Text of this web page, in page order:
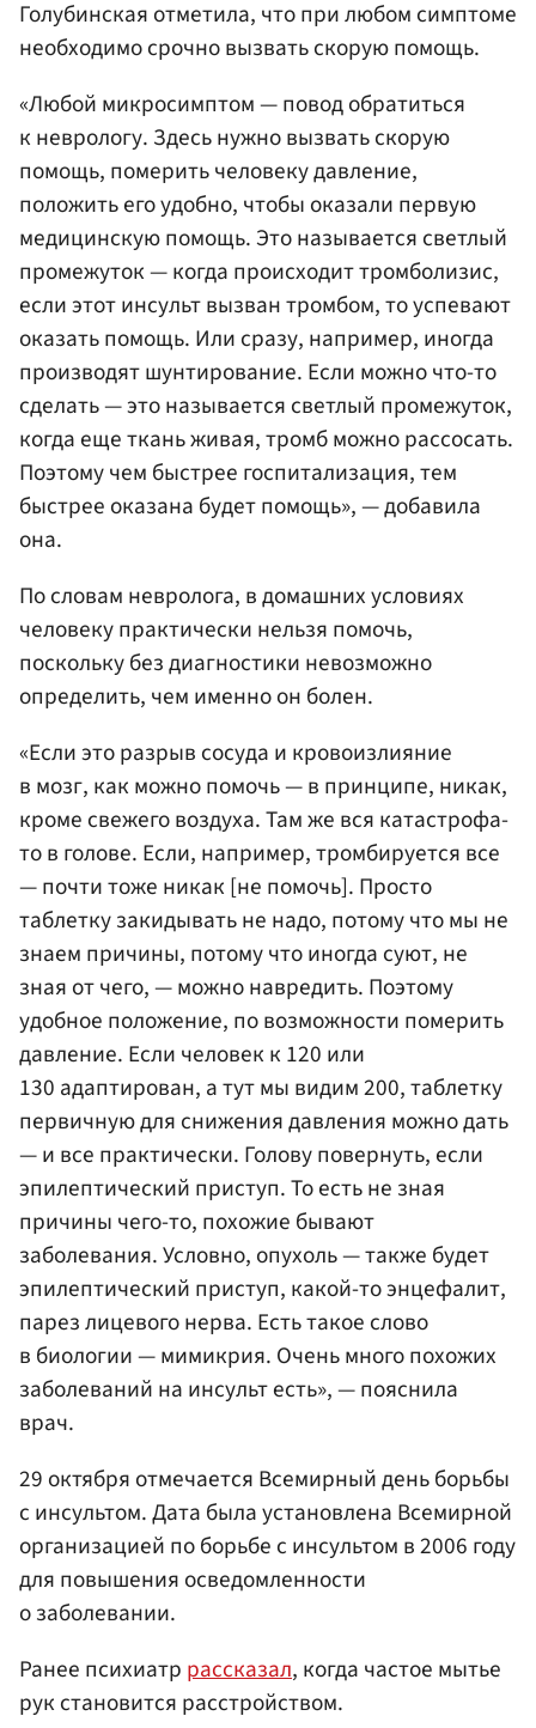
Голубинская отметила, что при любом симптоме
необходимо срочно вызвать скорую помощь.
«Любой микросимптом — повод обратиться
к неврологу. Здесь нужно вызвать скорую
помощь, померить человеку давление,
положить его удобно, чтобы оказали первую
медицинскую помощь. Это называется светлый
промежуток — когда происходит тромболизис,
если этот инсульт вызван тромбом, то успевают
оказать помощь. Или сразу, например, иногда
производят шунтирование. Если можно что-то
сделать — это называется светлый промежуток,
когда еще ткань живая, тромб можно рассосать.
Поэтому чем быстрее госпитализация, тем
быстрее оказана будет помощь», — добавила
она.
По словам невролога, в домашних условиях
человеку практически нельзя помочь,
поскольку без диагностики невозможно
определить, чем именно он болен.
«Если это разрыв сосуда и кровоизлияние
в мозг, как можно помочь — в принципе, никак,
кроме свежего воздуха. Там же вся катастрофа-
то в голове. Если, например, тромбируется все
— почти тоже никак [не помочь]. Просто
таблетку закидывать не надо, потому что мы не
знаем причины, потому что иногда суют, не
зная от чего, — можно навредить. Поэтому
удобное положение, по возможности померить
давление. Если человек к 120 или
130 адаптирован, а тут мы видим 200, таблетку
первичную для снижения давления можно дать
— и все практически. Голову повернуть, если
эпилептический приступ. То есть не зная
причины чего-то, похожие бывают
заболевания. Условно, опухоль — также будет
эпилептический приступ, какой-то энцефалит,
парез лицевого нерва. Есть такое слово
в биологии — мимикрия. Очень много похожих
заболеваний на инсульт есть», — пояснила
врач.
29 октября отмечается Всемирный день борьбы
с инсультом. Дата была установлена Всемирной
организацией по борьбе с инсультом в 2006 году
для повышения осведомленности
о заболевании.
Ранее психиатр рассказал, когда частое мытье
рук становится расстройством.